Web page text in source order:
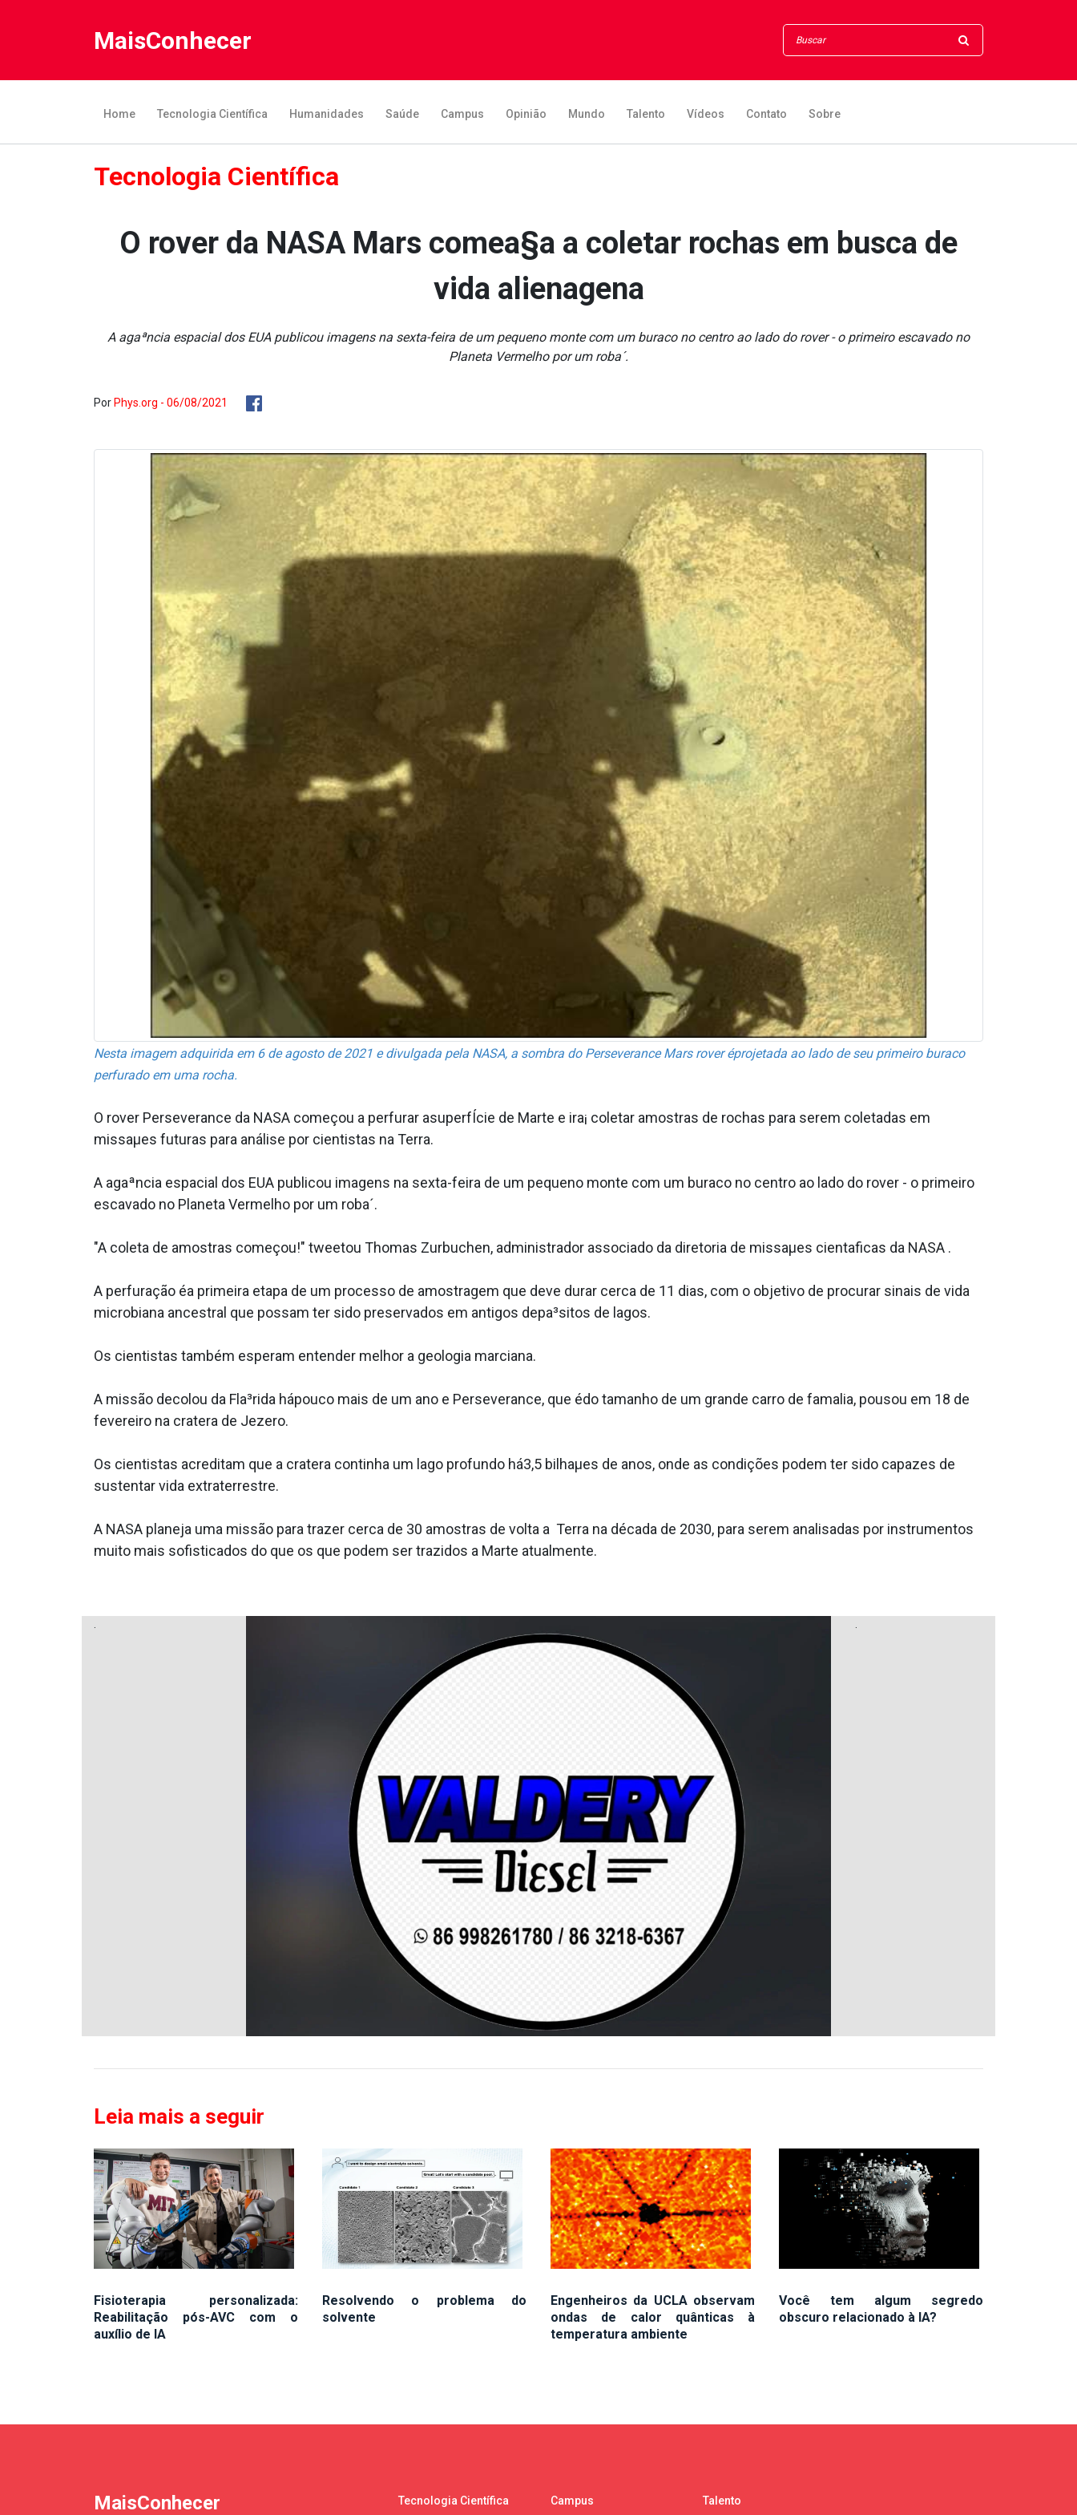
MaisConhecer
Home Tecnologia Científica Humanidades Saúde Campus Opinião Mundo Talento Vídeos Contato Sobre
Tecnologia Científica
O rover da NASA Mars comea§a a coletar rochas em busca de
vida aliena­gena
A agaªncia espacial dos EUA publicou imagens na sexta-feira de um pequeno monte com um buraco no centro ao lado do rover - o primeiro escavado no
Planeta Vermelho por um roba´.
Por Phys.org - 06/08/2021
Nesta imagem adquirida em 6 de agosto de 2021 e divulgada pela NASA, a sombra do Perseverance Mars rover éprojetada ao lado de seu primeiro buraco
perfurado em uma rocha.
O rover Perseverance da NASA começou a perfurar asuperfÍcie de Marte e ira¡ coletar amostras de rochas para serem coletadas em
missaµes futuras para análise por cientistas na Terra.
A agaªncia espacial dos EUA publicou imagens na sexta-feira de um pequeno monte com um buraco no centro ao lado do rover - o primeiro
escavado no Planeta Vermelho por um roba´.
"A coleta de amostras começou!" tweetou Thomas Zurbuchen, administrador associado da diretoria de missaµes cienta­ficas da NASA .
A perfuração éa primeira etapa de um processo de amostragem que deve durar cerca de 11 dias, com o objetivo de procurar sinais de vida
microbiana ancestral que possam ter sido preservados em antigos depa³sitos de lagos.
Os cientistas também esperam entender melhor a geologia marciana.
A missão decolou da Fla³rida hápouco mais de um ano e Perseverance, que édo tamanho de um grande carro de fama­lia, pousou em 18 de
fevereiro na cratera de Jezero.
Os cientistas acreditam que a cratera continha um lago profundo há3,5 bilhaµes de anos, onde as condições podem ter sido capazes de
sustentar vida extraterrestre.
A NASA planeja uma missão para trazer cerca de 30 amostras de volta a Terra na década de 2030, para serem analisadas por instrumentos
muito mais sofisticados do que os que podem ser trazidos a Marte atualmente.
Leia mais a seguir
Fisioterapia personalizada:
Reabilitação pós-AVC com o
auxílio de IA
Resolvendo o problema do
solvente
Engenheiros da UCLA observam
ondas de calor quânticas à
temperatura ambiente
Você tem algum segredo
obscuro relacionado à IA?
MaisConhecer Tecnologia Científica Campus Talento